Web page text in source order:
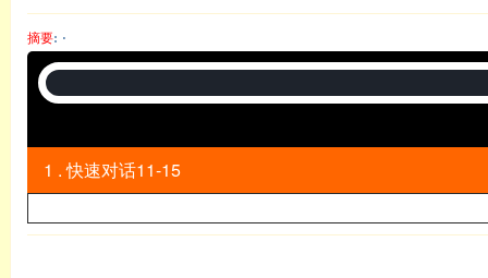
陈雷摘要: ·
1 . 快速对话11-15